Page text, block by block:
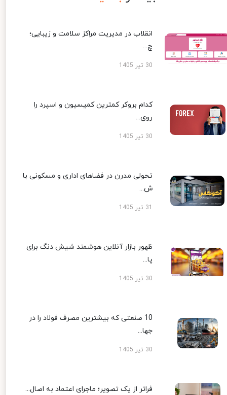
انقلاب در مدیریت مراکز سلامت و زیبایی؛
چ...
30 تیر 1405
کدام بروکر کمترین کمیسیون و اسپرد را
روی...
30 تیر 1405
تحولی مدرن در فضاهای اداری و مسکونی با
ش...
ظهور بازار آنلاین هوشمند شیش دنگ برای
پا...
30 تیر 1405
10 صنعتی که بیشترین مصرف فولاد را در
جها...
30 تیر 1405
فراتر از یک تصویر؛ ماجرای اعتماد به اصال...